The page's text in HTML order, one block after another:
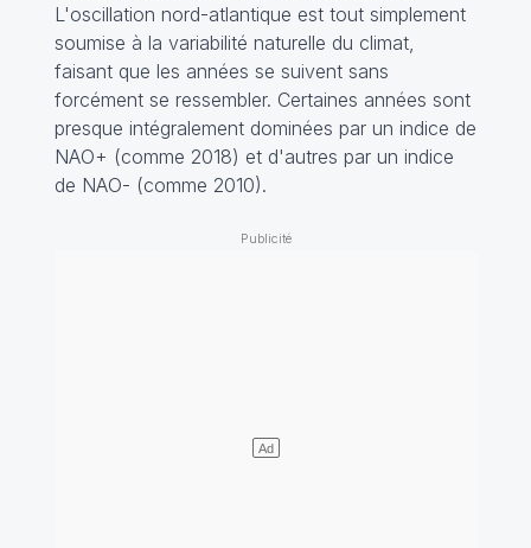
L'oscillation nord-atlantique est tout simplement
soumise à la variabilité naturelle du climat,
faisant que les années se suivent sans
forcément se ressembler. Certaines années sont
presque intégralement dominées par un indice de
NAO+ (comme 2018) et d'autres par un indice
de NAO- (comme 2010).